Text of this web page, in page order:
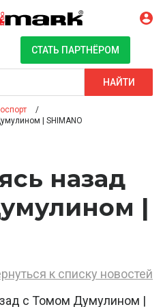
СТАТЬ ПАРТНЁРОМ
НАЙТИ
| SHIMANO
назад
|
к списку новостей
с Томом Думулином |